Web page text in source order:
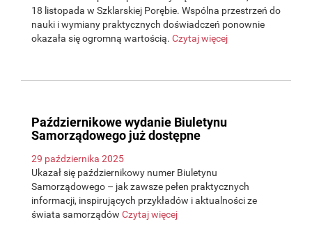
18 listopada w Szklarskiej Porębie. Wspólna przestrzeń do
nauki i wymiany praktycznych doświadczeń ponownie
okazała się ogromną wartością. Czytaj więcej
Październikowe wydanie Biuletynu
Samorządowego już dostępne
29 października 2025
Ukazał się październikowy numer Biuletynu
Samorządowego – jak zawsze pełen praktycznych
informacji, inspirujących przykładów i aktualności ze
świata samorządów Czytaj więcej